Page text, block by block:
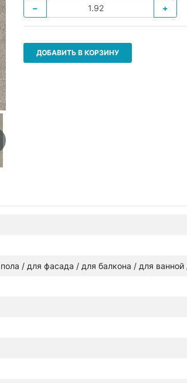
−
+
ДОБАВИТЬ В КОРЗИНУ
/ для фасада / для балкона / для